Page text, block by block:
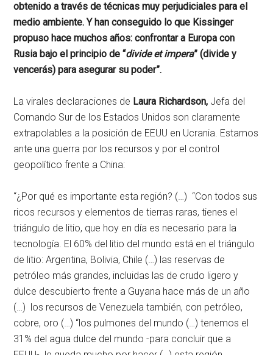
obtenido a través de técnicas muy perjudiciales para el
medio ambiente. Y han conseguido lo que Kissinger
propuso hace muchos años: confrontar a Europa con
Rusia bajo el principio de “divide et impera” (divide y
vencerás) para asegurar su poder”.
La virales declaraciones de Laura Richardson, Jefa del
Comando Sur de los Estados Unidos son claramente
extrapolables a la posición de EEUU en Ucrania. Estamos
ante una guerra por los recursos y por el control
geopolítico frente a China:
“¿Por qué es importante esta región? (…) “Con todos sus
ricos recursos y elementos de tierras raras, tienes el
triángulo de litio, que hoy en día es necesario para la
tecnología. El 60% del litio del mundo está en el triángulo
de litio: Argentina, Bolivia, Chile (…) las reservas de
petróleo más grandes, incluidas las de crudo ligero y
dulce descubierto frente a Guyana hace más de un año
(…) los recursos de Venezuela también, con petróleo,
cobre, oro (…) “los pulmones del mundo (…) tenemos el
31% del agua dulce del mundo -para concluir que a